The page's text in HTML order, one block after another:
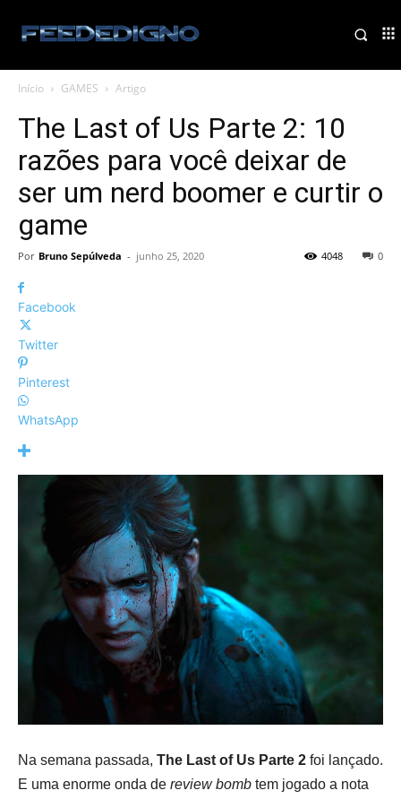
Início GAMES Artigo
The Last of Us Parte 2: 10
razões para você deixar de
ser um nerd boomer e curtir o
game
Por Bruno Sepúlveda - junho 25, 2020 0
4048
Facebook
Twitter
Pinterest
WhatsApp
Na semana passada, The Last of Us Parte 2 foi lançado.
E uma enorme onda de review bomb tem jogado a nota